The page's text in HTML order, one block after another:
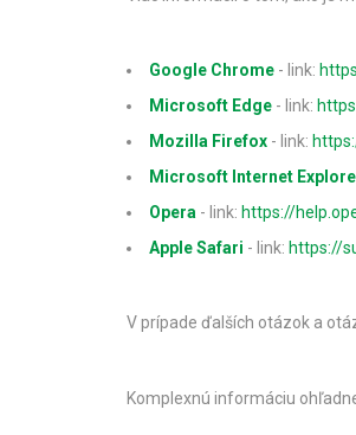
Google Chrome - link:
Microsoft Edge - link:
Mozilla Firefox - link:
Microsoft Internet
Opera - link: https://
Apple Safari - link: https://
V prípade ďalších otázok a
Komplexnú informáciu